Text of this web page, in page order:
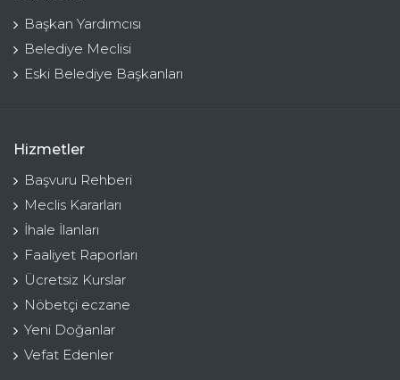
Başkan Yardımcısı
Belediye Meclisi
Eski Belediye Başkanları
Hizmetler
Başvuru Rehberi
Meclis Kararları
İhale İlanları
Faaliyet Raporları
Ücretsiz Kurslar
Nöbetçi eczane
Yeni Doğanlar
Vefat Edenler